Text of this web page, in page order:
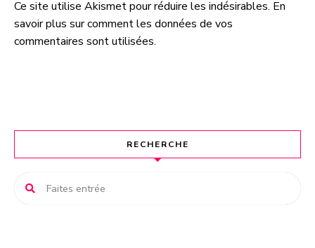
A
l
t
t
Ce site utilise Akismet pour réduire les indésirables. En
savoir plus sur comment les données de vos
commentaires sont utilisées.
RECHERCHE